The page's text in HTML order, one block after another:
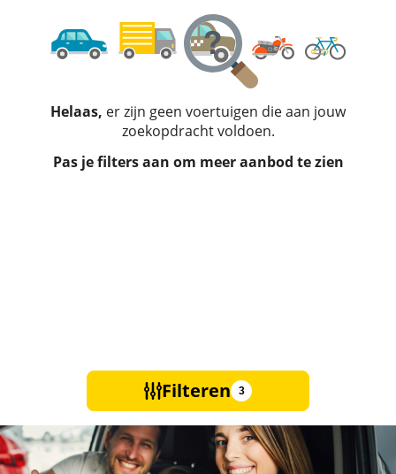
Helaas, er zijn geen voertuigen die aan jouw
zoekopdracht voldoen.
Pas je filters aan om meer aanbod te zien
Filteren 3